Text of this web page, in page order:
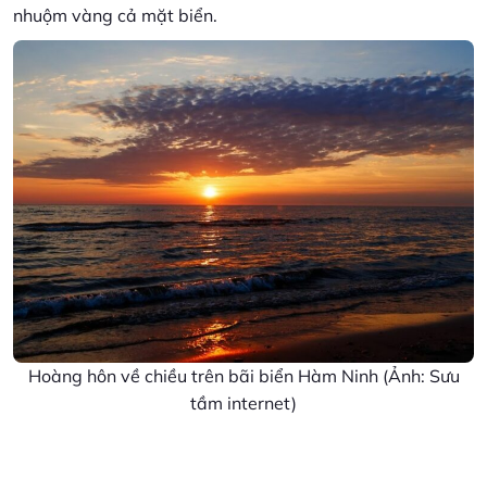
nhuộm vàng cả mặt biển.
Hoàng hôn về chiều trên bãi biển Hàm Ninh (Ảnh: Sưu
tầm internet)